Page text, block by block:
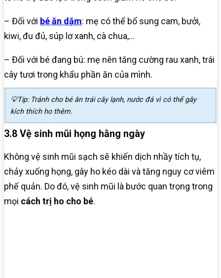
– Đối với bé ăn dặm: mẹ có thể bổ sung cam, bưởi,
kiwi, đu đủ, súp lơ xanh, cà chua,…
– Đối với bé đang bú: mẹ nên tăng cường rau xanh, trái
cây tươi trong khẩu phần ăn của mình.
💡Tip: Tránh cho bé ăn trái cây lạnh, nước đá vì có thể gây
kích thích ho thêm.
3.8 Vệ sinh mũi họng hằng ngày
Không vệ sinh mũi sạch sẽ khiến dịch nhầy tích tụ,
chảy xuống họng, gây ho kéo dài và tăng nguy cơ viêm
phế quản. Do đó, vệ sinh mũi là bước quan trọng trong
mọi cách trị ho cho bé.